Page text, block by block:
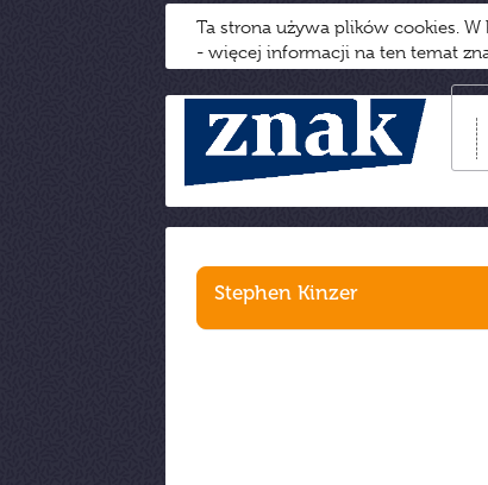
Ta strona używa plików cookies.
- więcej informacji na ten temat
Stephen Kinzer